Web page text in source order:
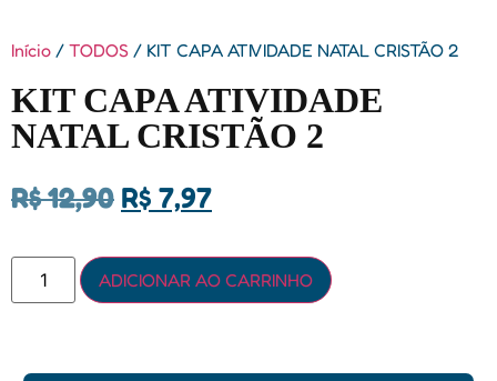
Início / TODOS / KIT CAPA ATIVIDADE NATAL CRISTÃO 2
KIT CAPA ATIVIDADE
NATAL CRISTÃO 2
R$12,90 R$ 7,97
ADICIONAR AO CARRINHO